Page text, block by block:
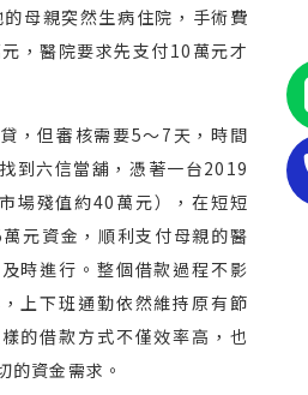
母親突然生病住院，手術費
，醫院要求先支付10萬元才
，但審核需要5～7天，時間
到六信當舖，憑著一台2019
場殘值約40萬元），在短短
元資金，順利支付母親的醫
時進行。整個借款過程不影
上下班通勤依然維持原有節
的借款方式不僅效率高，也
的資金需求。